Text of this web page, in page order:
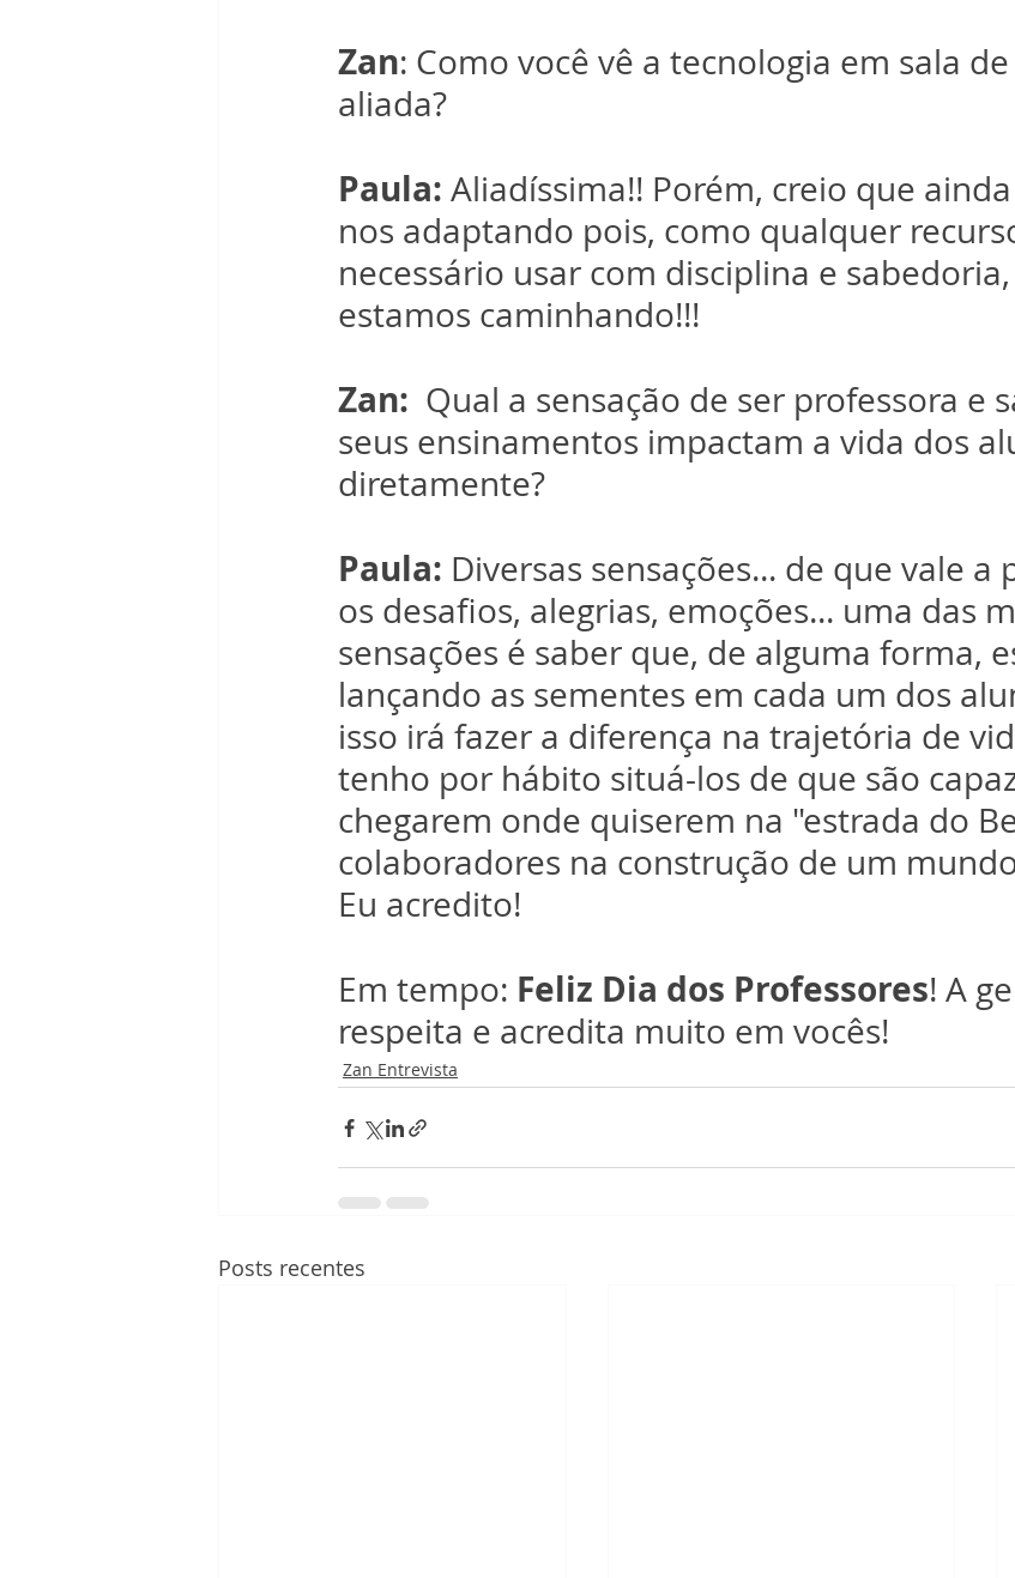
Zan: Como você vê a tecnologia em sala
aliada?
Paula: Aliadíssima!! Porém, creio que
nos adaptando pois, como qualquer
necessário usar com disciplina e
estamos caminhando!!!
Zan: Qual a sensação de ser professora e
seus ensinamentos impactam a vida dos
diretamente?
Paula: Diversas sensações... de que vale a
os desafios, alegrias, emoções... uma das
sensações é saber que, de alguma forma,
lançando as sementes em cada um dos
isso irá fazer a diferença na trajetória de
tenho por hábito situá-los de que são
chegarem onde quiserem na "estrada do
colaboradores na construção de um
Eu acredito!
Em tempo: Feliz Dia dos Professores! A
respeita e acredita muito em vocês!
Zan Entrevista
Posts recentes